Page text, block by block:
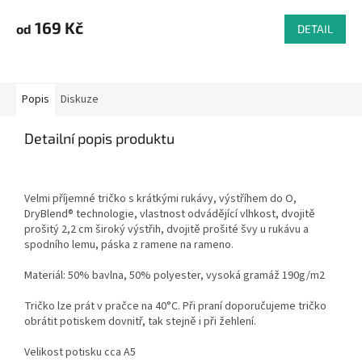
od 169 Kč DETAIL
Popis Diskuze
Detailní popis produktu
Velmi příjemné tričko s krátkými rukávy, výstříhem do O,
DryBlend® technologie, vlastnost odvádějící vlhkost, dvojitě
prošitý 2,2 cm široký výstřih, dvojitě prošité švy u rukávu a
spodního lemu, páska z ramene na rameno.
Materiál: 50% bavlna, 50% polyester, vysoká gramáž 190g/m2
Tričko lze prát v pračce na 40°C. Při praní doporučujeme tričko
obrátit potiskem dovnitř, tak stejně i při žehlení.
Velikost potisku cca A5